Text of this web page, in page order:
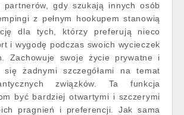
partnerów, gdy szukają innych osób
z pełnym hookupem stanowią
dla tych, którzy preferują nieco
i wygodę podczas swoich wycieczek
Zachowuje swoje życie prywatne i
się żadnymi szczegółami na temat
związków. Ta funkcja
być bardziej otwartymi i szczerymi
pragnień i preferencji. Jak sama